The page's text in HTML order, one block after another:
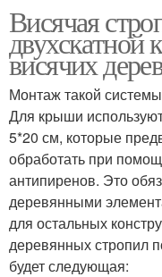
Висячая
висячих
Монтаж такой
Для крыши
5*20 см, которые
обработать при
антипиренов. Это
деревянными
для остальных
деревянных стропил
будет следующая: